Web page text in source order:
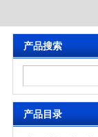
产品搜索
产品目录